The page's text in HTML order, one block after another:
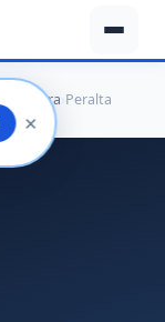
Navarra Peralta
✕